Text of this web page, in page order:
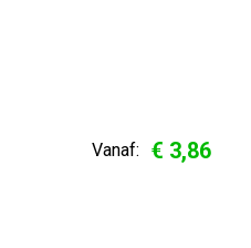
Vanaf: € 3,86